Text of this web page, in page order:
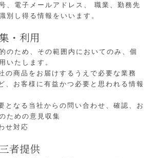
、電子メールアドレス、
職業、勤務先
別し得る情報をいいます。
・利用
のため、その範囲内においてのみ、個
いたします。
の商品をお届けするうえで必要な業務
、お客様に有益かつ必要と思われる情報
となる当社からの問い合わせ、確認、お
ための意見収集
せ対応
者提供